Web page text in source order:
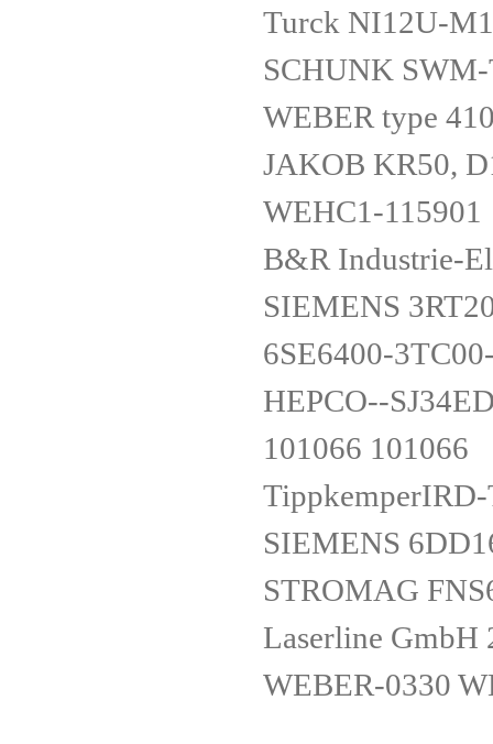
Turck NI12U-
SCHUNK
WEBER type
JAKOB KR50,
WEHC1-115901
B&R Industrie-
SIEMENS
6SE6400-
HEPCO--
101066 101066
SIEMENS
STROMAG
Laserline GmbH
WEBER-0330